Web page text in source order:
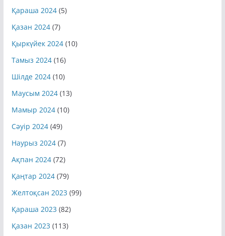
Қараша 2024(5)
Қазан 2024(7)
Қыркүйек 2024(10)
Тамыз 2024(16)
Шілде 2024(10)
Маусым 2024(13)
Мамыр 2024(10)
Сәуір 2024(49)
Наурыз 2024(7)
Ақпан 2024(72)
Қаңтар 2024(79)
Желтоқсан 2023 (99)
Қараша 2023 (82)
Қазан 2023 (113)